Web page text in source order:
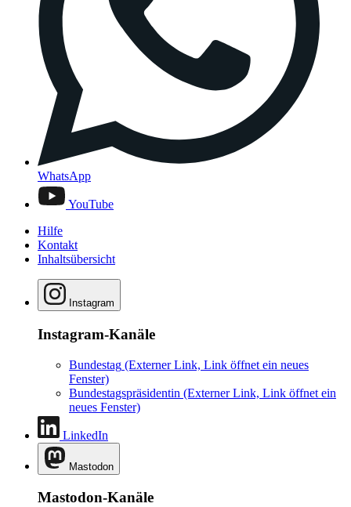
WhatsApp
YouTube
Hilfe
Kontakt
Inhaltsübersicht
Instagram
Instagram-Kanäle
Bundestag (Externer Link, Link öffnet ein neues
Fenster)
Bundestagspräsidentin (Externer Link, Link öffnet ein
neues Fenster)
LinkedIn
Mastodon
Mastodon-Kanäle